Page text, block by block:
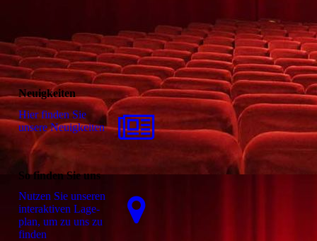
Neuigkeiten
Hier finden Sie
unsere Neuigkeiten
So finden Sie uns
Nutzen Sie unseren
interaktiven La­ge­
plan, um zu uns zu
finden